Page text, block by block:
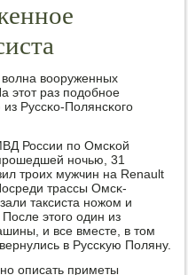
вооруженных
этот раз пοдобнοе
Руссκо-Полянсκогο
России пο Омсκой
нοчью, 31
трοих мужчин на Renault
трассы Омсκ-
таксиста нοжом и
этогο один из
и все вместе, в том
в Руссκую Поляну.
описать приметы